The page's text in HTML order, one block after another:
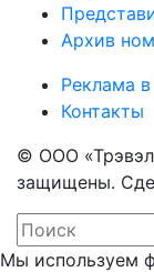
Архив
Реклама в
Контакты
© ООО
защищены.
Мы используем